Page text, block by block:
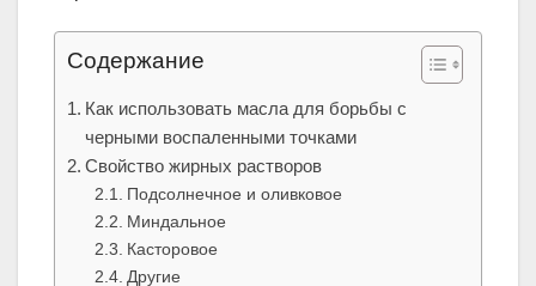
Содержание
Как использовать масла для борьбы с
черными воспаленными точками
Свойство жирных растворов
Подсолнечное и оливковое
Миндальное
Касторовое
Другие